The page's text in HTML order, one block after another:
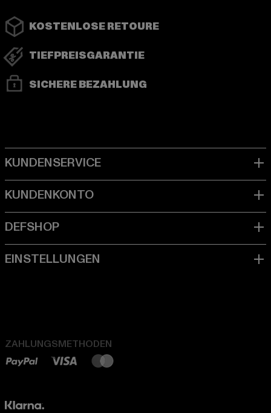
KOSTENLOSE RETOURE
TIEFPREISGARANTIE
SICHERE BEZAHLUNG
ZAHLUNGSMETHODEN